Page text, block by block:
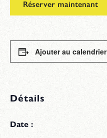
Réserver maintenant
Ajouter au calendrier
Détails
Date :